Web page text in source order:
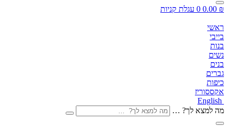
0.00 ₪
0 עגלת קניות
ראשי
בייבי
בנות
נשים
בנים
גברים
כיפות
אקססוריז
English
מה למצא לך? …